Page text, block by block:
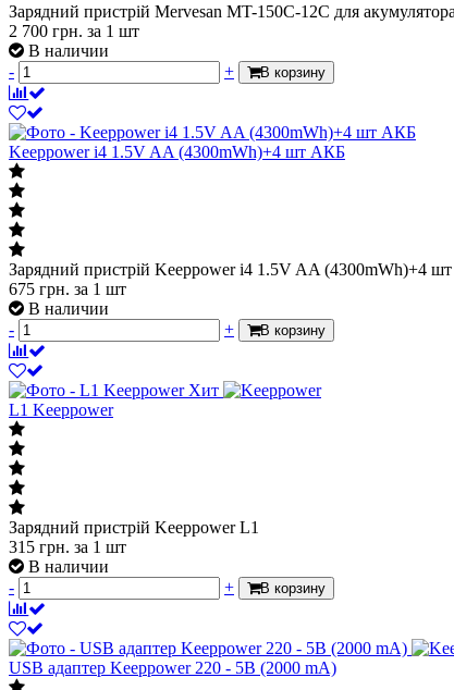
Зарядний пристрій Mervesan MT-150C-12C для
2 700 грн. за 1 шт
В наличии
-
+ В корзину
Keeppower i4 1.5V AA (4300mWh)+4 шт АКБ
Зарядний пристрій Keeppower i4 1.5V AA (4300mWh)+4
675 грн. за 1 шт
В наличии
-
+ В корзину
Хит
L1 Keeppower
Зарядний пристрій Keeppower L1
315 грн. за 1 шт
В наличии
-
+ В корзину
USB адаптер Keeppower 220 - 5В (2000 mA)